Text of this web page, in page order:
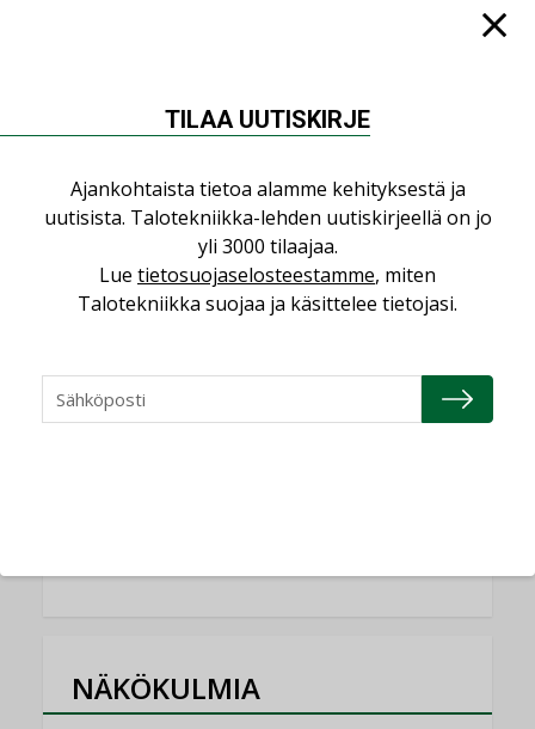
”Tulevat kilpailuedut syntyvät, kun
erilliset teknologiat tuodaan yhteen”
AJANKOHTAISTA,TILAAJILLE
Kaivamattomat menetelmät
vakiinnuttavat asemansa taloyhtiöissä
pitäisi helpottaa arkea, ei monimutkaistaa
NÄKÖKULMIA
TILAA UUTISKIRJE
Ajankohtaista tietoa alamme kehityksestä ja
uutisista. Talotekniikka-lehden uutiskirjeellä on jo
yli 3000 tilaajaa.
Lue tietosuojaselosteestamme, miten
Talotekniikka suojaa ja käsittelee tietojasi.